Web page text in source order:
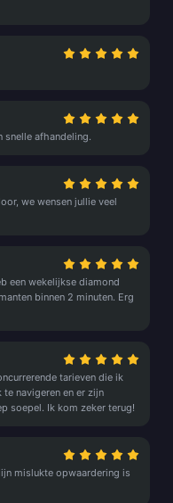
snelle afhandeling.
we wensen jullie veel
een wekelijkse diamond
binnen 2 minuten. Erg
tarieven die ik
navigeren en er zijn
soepel. Ik kom zeker terug!
mislukte opwaardering is